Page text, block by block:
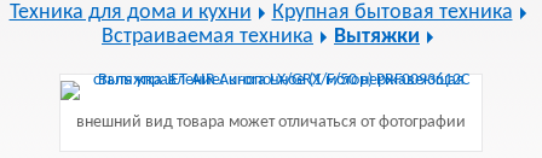
Техника для дома и кухни
Крупная бытовая техника
Встраиваемая техника
Вытяжки
внешний вид товара может отличаться от фотографии